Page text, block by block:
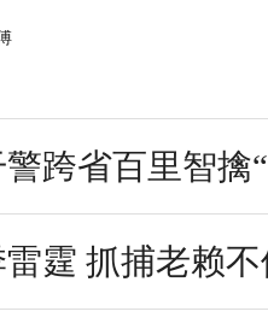
跨省百里智擒
霆 抓捕老赖